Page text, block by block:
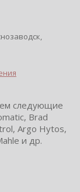
следующие
Brad
Argo Hytos,
и др.